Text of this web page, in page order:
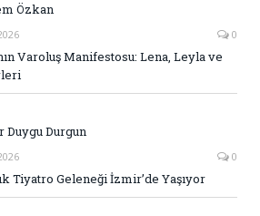
Özkan
0
Varoluş Manifestosu: Lena, Leyla ve
Duygu Durgun
0
Tiyatro Geleneği İzmir’de Yaşıyor